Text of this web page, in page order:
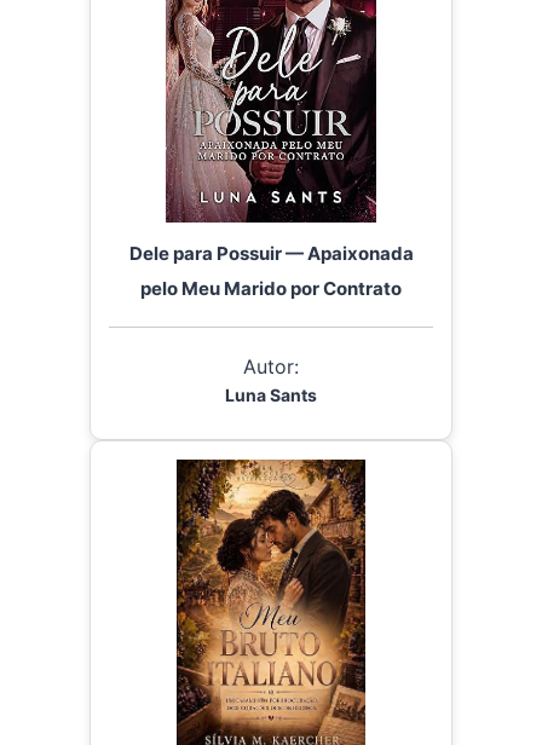
Dele para Possuir — Apaixonada
pelo Meu Marido por Contrato
Autor:
Luna Sants